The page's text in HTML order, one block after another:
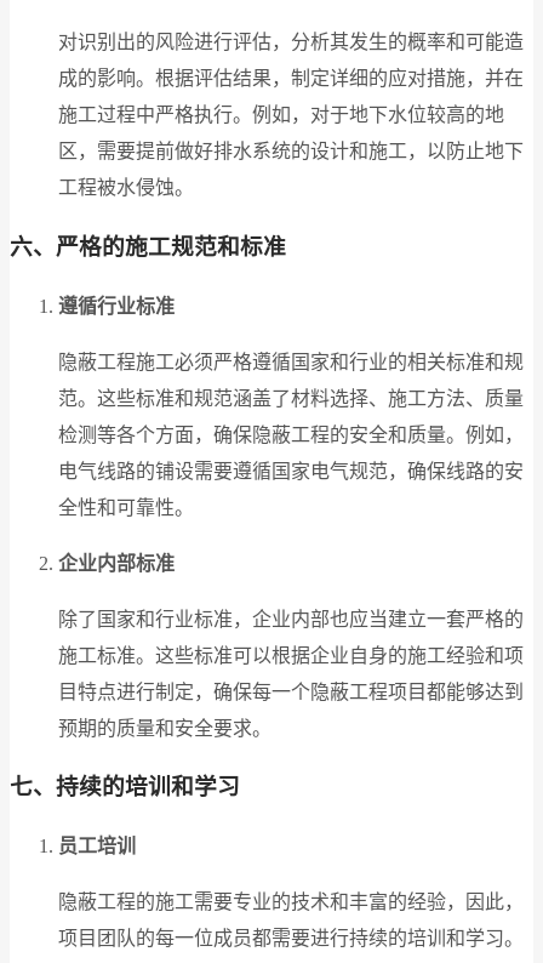
对识别出的风险进行评估，分析其发生的概率和可能造
成的影响。根据评估结果，制定详细的应对措施，并在
施工过程中严格执行。例如，对于地下水位较高的地
区，需要提前做好排水系统的设计和施工，以防止地下
工程被水侵蚀。
六、严格的施工规范和标准
遵循行业标准
隐蔽工程施工必须严格遵循国家和行业的相关标准和规
范。这些标准和规范涵盖了材料选择、施工方法、质量
检测等各个方面，确保隐蔽工程的安全和质量。例如，
电气线路的铺设需要遵循国家电气规范，确保线路的安
全性和可靠性。
企业内部标准
除了国家和行业标准，企业内部也应当建立一套严格的
施工标准。这些标准可以根据企业自身的施工经验和项
目特点进行制定，确保每一个隐蔽工程项目都能够达到
预期的质量和安全要求。
七、持续的培训和学习
员工培训
隐蔽工程的施工需要专业的技术和丰富的经验，因此，
项目团队的每一位成员都需要进行持续的培训和学习。